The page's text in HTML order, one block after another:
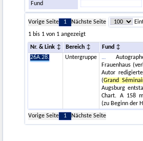
Fund
Vorige Seite 1 Nächste Seite
1 bis 1 von 1 angezeigt
Nr. & Link Bereich
Fund
26A.28.
Untergruppe
Frauenhaus
Autor
(Grand
Augsburg
Chart. A 158
(zu Beginn der
Vorige Seite
1 Nächste Seite